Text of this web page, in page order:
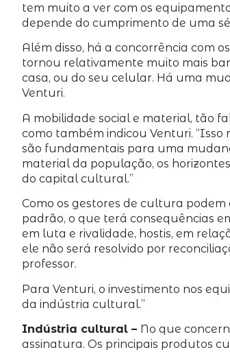
tem muito a ver com os
depende do cumprimento de uma
Além disso, há a concorrência com
tornou relativamente muito mais
casa, ou do seu celular. Há uma
Venturi.
A mobilidade social e material, tão
como também indicou Venturi.
são fundamentais para uma
material da população, os
do capital cultural.”
Como os gestores de cultura
padrão, o que terá consequências
em luta e rivalidade, hostis, em
ele não será resolvido por
professor.
Para Venturi, o investimento nos
da indústria cultural.”
Indústria cultural – No que
assinatura. Os principais produtos